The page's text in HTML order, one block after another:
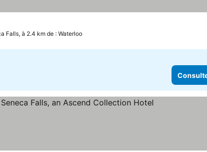
Falls, à 2.4 km de : Waterloo